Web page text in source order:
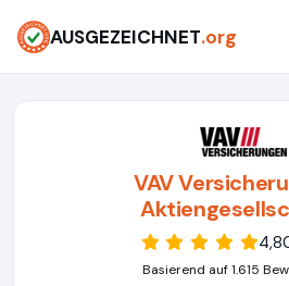
AUSGEZEICHNET.org
VAV
Basierend auf 1.615